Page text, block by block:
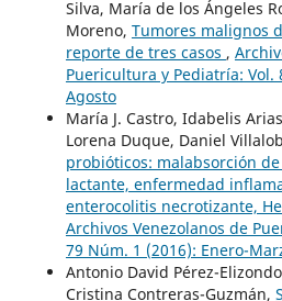
Silva, María de los Ángeles
Moreno, Tumores malignos
reporte de tres casos ,
Puericultura y Pediatría: Vol.
Agosto
María J. Castro, Idabelis
Lorena Duque, Daniel
probióticos: malabsorción
lactante, enfermedad
enterocolitis necrotizante,
Archivos Venezolanos de
79 Núm. 1 (2016): Enero-
Antonio David Pérez-
Cristina Contreras-Guzmán,